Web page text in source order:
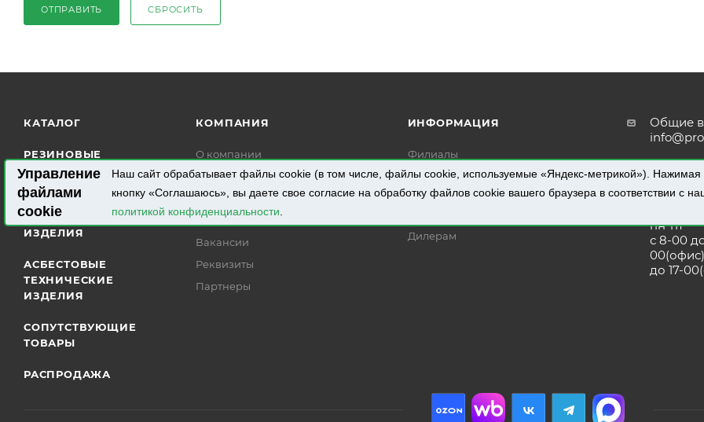
Управление
файлами
cookie
Наш сайт обрабатывает файлы cookie (в том числе, файлы cookie, используемые «Яндекс-метрикой»). Нажимая
кнопку «Соглашаюсь», вы даете свое согласие на обработку файлов cookie вашего браузера в соответствии с
политикой конфиденциальности
ОТПРАВИТЬ СБРОСИТЬ
КАТАЛОГ
РЕЗИНОВЫЕ
ТЕХНИЧЕСКИЕ
ИЗДЕЛИЯ
ПОЛИМЕРНЫЕ
ИЗДЕЛИЯ
АСБЕСТОВЫЕ
ТЕХНИЧЕСКИЕ
ИЗДЕЛИЯ
СОПУТСТВУЮЩИЕ
ТОВАРЫ
РАСПРОДАЖА
КОМПАНИЯ
О компании
Статьи
Пресса о нас
Команда
Вакансии
Реквизиты
Партнеры
ИНФОРМАЦИЯ
Филиалы
Условия доставки
Политика в отношении обработки
Дилерам
Общие
Отдел
пн-пт
с 8-00
до 17-